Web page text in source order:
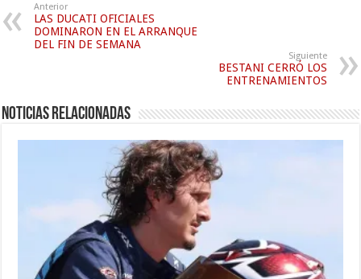
Anterior
LAS DUCATI OFICIALES
DOMINARON EN EL ARRANQUE
DEL FIN DE SEMANA
Siguiente
BESTANI CERRÓ LOS
ENTRENAMIENTOS
Noticias relacionadas